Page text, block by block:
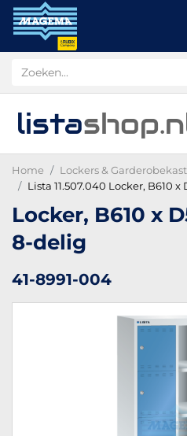
listashop
Home
Lockers &
Lista 11.507.040 Locker, B610 x
Locker, B610 x
8-delig
41-8991-004